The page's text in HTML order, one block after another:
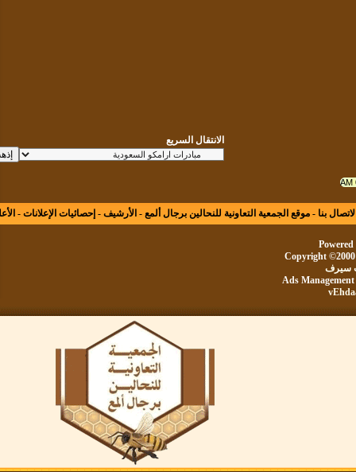
الانتقال السريع
بنا-موقع الجمعية التعاونية للنحالين برجال ألمع -الأرشيف-إحصائيات الإعلانات-الأعلى
Copyright
Ads